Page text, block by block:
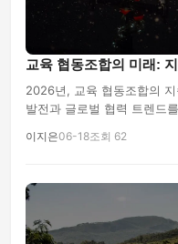
교육 협동조합의 미래:
2026년, 교육 협동조합의
발전과 글로벌 협력 트렌드
이지은06-18조회 62